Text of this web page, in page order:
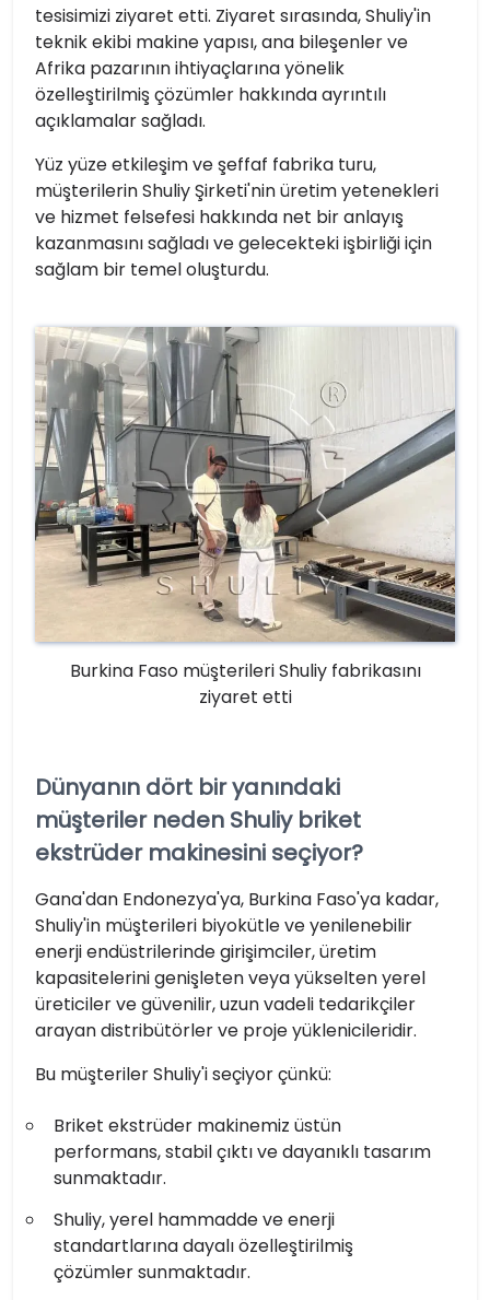
tesisimizi ziyaret etti. Ziyaret sırasında, Shuliy'in
teknik ekibi makine yapısı, ana bileşenler ve
Afrika pazarının ihtiyaçlarına yönelik
özelleştirilmiş çözümler hakkında ayrıntılı
açıklamalar sağladı.
Yüz yüze etkileşim ve şeffaf fabrika turu,
müşterilerin Shuliy Şirketi'nin üretim yetenekleri
ve hizmet felsefesi hakkında net bir anlayış
kazanmasını sağladı ve gelecekteki işbirliği için
sağlam bir temel oluşturdu.
Burkina Faso müşterileri Shuliy fabrikasını
ziyaret etti
Dünyanın dört bir yanındaki
müşteriler neden Shuliy briket
ekstrüder makinesini seçiyor?
Gana'dan Endonezya'ya, Burkina Faso'ya kadar,
Shuliy'in müşterileri biyokütle ve yenilenebilir
enerji endüstrilerinde girişimciler, üretim
kapasitelerini genişleten veya yükselten yerel
üreticiler ve güvenilir, uzun vadeli tedarikçiler
arayan distribütörler ve proje yüklenicileridir.
Bu müşteriler Shuliy'i seçiyor çünkü:
Briket ekstrüder makinemiz üstün
performans, stabil çıktı ve dayanıklı tasarım
sunmaktadır.
Shuliy, yerel hammadde ve enerji
standartlarına dayalı özelleştirilmiş
çözümler sunmaktadır.